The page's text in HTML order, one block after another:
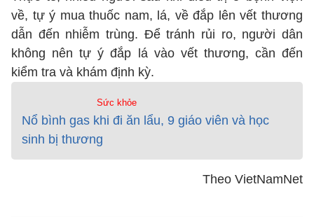
về, tự ý mua thuốc nam, lá, về đắp lên vết thương
dẫn đến nhiễm trùng. Để tránh rủi ro, người dân
không nên tự ý đắp lá vào vết thương, cần đến
kiểm tra và khám định kỳ.
Sức khỏe
Nổ bình gas khi đi ăn lẩu, 9 giáo viên và học
sinh bị thương
Theo VietNamNet